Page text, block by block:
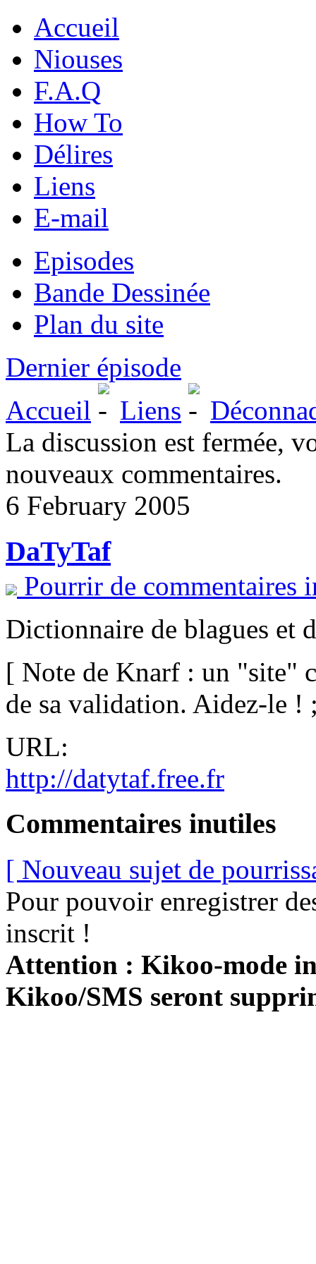
Accueil
Niouses
F.A.Q
How To
Délires
Liens
E-mail
Episodes
Bande Dessinée
Plan du site
Dernier épisode
Accueil
Liens
La discussion est fermée,
nouveaux commentaires.
6 February 2005
DaTyTaf
Pourrir de commentaires
Dictionnaire de blagues et
[ Note de Knarf : un "site"
de sa validation. Aidez-le !
URL:
http://datytaf.free.fr
Commentaires inutiles
[ Nouveau sujet de
Pour pouvoir enregistrer
inscrit !
Attention : Kikoo-mode
Kikoo/SMS seront